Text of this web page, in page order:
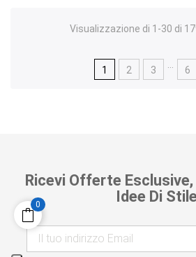
Visualizzazione di 1-30 di
1 2 3 6
Ricevi Offerte
Idee Di Stile
0